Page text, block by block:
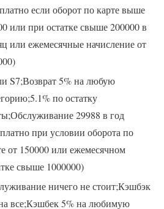
если оборот по карте выше
или при остатке свыше 200000 в
или ежемесячные начисление от
S7;Возврат 5% на любую
по остатку
29988 в год
при условии оборота по
от 150000 или ежемесячном
свыше 1000000)
ничего не стоит;Кэшбэк
все;Кэшбек 5% на любимую